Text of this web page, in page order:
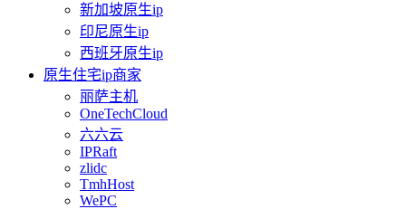
新加坡原生ip
印尼原生ip
西班牙原生ip
原生住宅ip商家
丽萨主机
OneTechCloud
六六云
IPRaft
zlidc
TmhHost
WePC